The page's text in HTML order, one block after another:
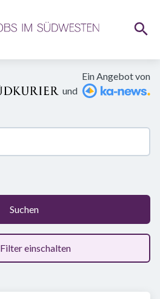
Ein Angebot von
und
Suchen
Filter einschalten